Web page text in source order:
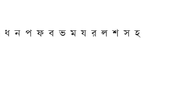
ধ ন প ফ ব ভ ম য র ল শ স হ